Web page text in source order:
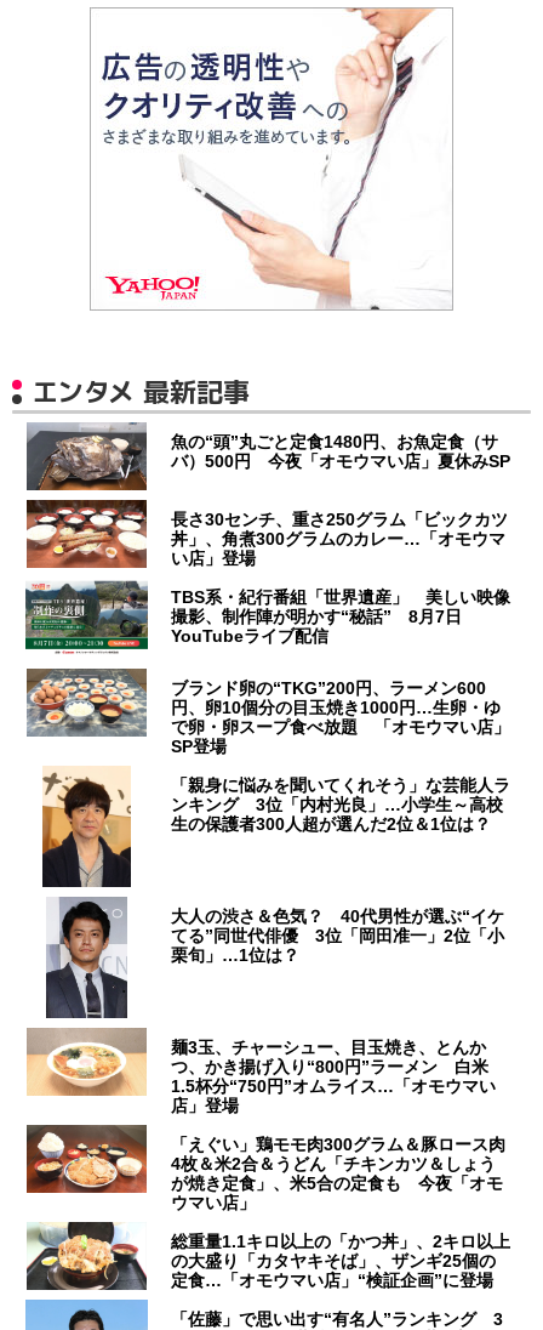
エンタメ 最新記事
魚の“頭”丸ごと定食1480円、お魚定食（サ
バ）500円 今夜「オモウマい店」夏休みSP
長さ30センチ、重さ250グラム「ビックカツ
丼」、角煮300グラムのカレー…「オモウマ
い店」登場
TBS系・紀行番組「世界遺産」 美しい映像
撮影、制作陣が明かす“秘話” 8月7日
YouTubeライブ配信
ブランド卵の“TKG”200円、ラーメン600
円、卵10個分の目玉焼き1000円…生卵・ゆ
で卵・卵スープ食べ放題 「オモウマい店」
SP登場
「親身に悩みを聞いてくれそう」な芸能人ラ
ンキング 3位「内村光良」…小学生～高校
生の保護者300人超が選んだ2位＆1位は？
大人の渋さ＆色気？ 40代男性が選ぶ“イケ
てる”同世代俳優 3位「岡田准一」2位「小
栗旬」…1位は？
麺3玉、チャーシュー、目玉焼き、とんか
つ、かき揚げ入り“800円”ラーメン 白米
1.5杯分“750円”オムライス…「オモウマい
店」登場
「えぐい」鶏モモ肉300グラム＆豚ロース肉
4枚＆米2合＆うどん「チキンカツ＆しょう
が焼き定食」、米5合の定食も 今夜「オモ
ウマい店」
総重量1.1キロ以上の「かつ丼」、2キロ以上
の大盛り「カタヤキそば」、ザンギ25個の
定食…「オモウマい店」“検証企画”に登場
「佐藤」で思い出す“有名人”ランキング 3